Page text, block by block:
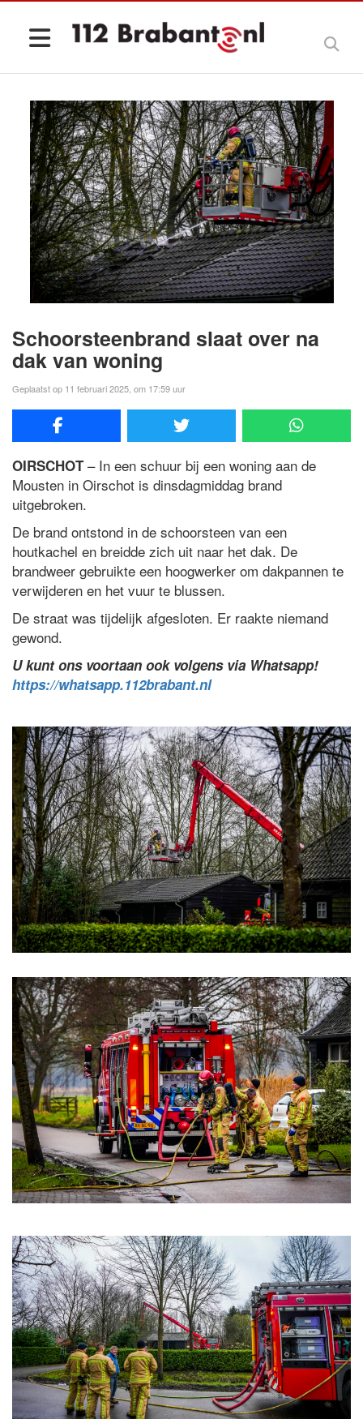
Schoorsteenbrand slaat over na
dak van woning
Geplaatst op 11 februari 2025, om 17:59 uur
OIRSCHOT– In een schuur bij een woning aan de
Mousten in Oirschot is dinsdagmiddag brand
uitgebroken.
De brand ontstond in de schoorsteen van een
houtkachel en breidde zich uit naar het dak. De
brandweer gebruikte een hoogwerker om dakpannen te
verwijderen en het vuur te blussen.
De straat was tijdelijk afgesloten. Er raakte niemand
gewond.
U kunt ons voortaan ook volgens via Whatsapp!
https://whatsapp.112brabant.nl